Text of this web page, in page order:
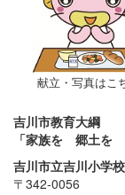
献立・写真はこ
吉川市教育大綱
「家族を 郷土を
吉川市立吉川小学校
〒342-0056